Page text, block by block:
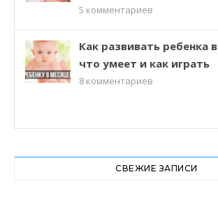
5 комментариев
Как развивать ребенка
что умеет и как играть
8 комментариев
СВЕЖИЕ ЗАПИСИ